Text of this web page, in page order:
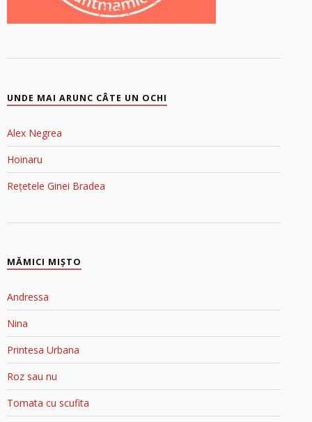
UNDE MAI ARUNC CÂTE UN OCHI
Alex Negrea
Hoinaru
Rețetele Ginei Bradea
MĂMICI MIŞTO
Andressa
Nina
Printesa Urbana
Roz sau nu
Tomata cu scufita